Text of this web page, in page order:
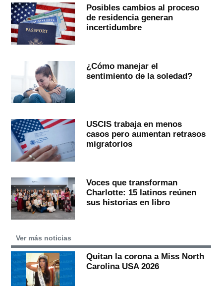
Posibles cambios al proceso
de residencia generan
incertidumbre
¿Cómo manejar el
sentimiento de la soledad?
USCIS trabaja en menos
casos pero aumentan retrasos
migratorios
Voces que transforman
Charlotte: 15 latinos reúnen
sus historias en libro
Ver más noticias
Quitan la corona a Miss North
Carolina USA 2026